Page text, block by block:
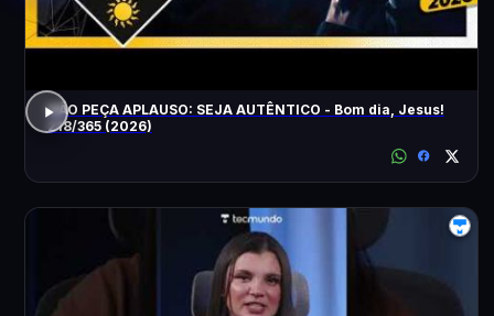
NÃO PEÇA APLAUSO: SEJA AUTÊNTICO - Bom dia, Jesus!
218/365 (2026)